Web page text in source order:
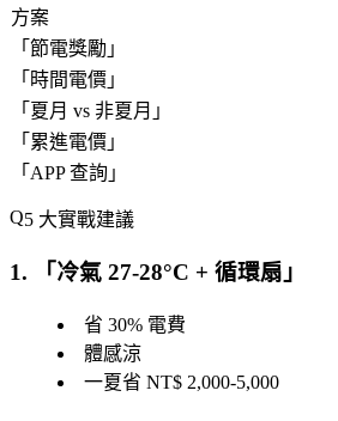
方案
「 節電獎勵 」
「 時間電價 」
「 夏月 vs 非夏月 」
「 累進電價 」
「 APP 查詢 」
5 大實戰建議
1. 「 冷氣 27-28°C + 循環扇 」
省 30% 電費
體感涼
一夏省 NT$ 2,000-5,000